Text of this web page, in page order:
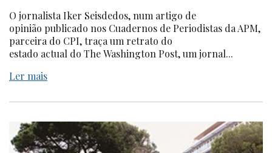
O jornalista Iker Seisdedos, num artigo de
opinião publicado nos Cuadernos de Periodistas da APM,
parceira do CPI, traça um retrato do
estado actual do The Washington Post, um jornal...
Ler mais